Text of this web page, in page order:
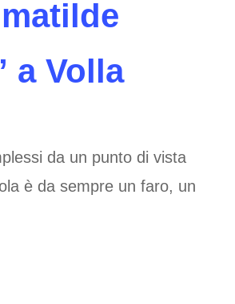
a Volla
da un punto di vista
è da sempre un faro, un